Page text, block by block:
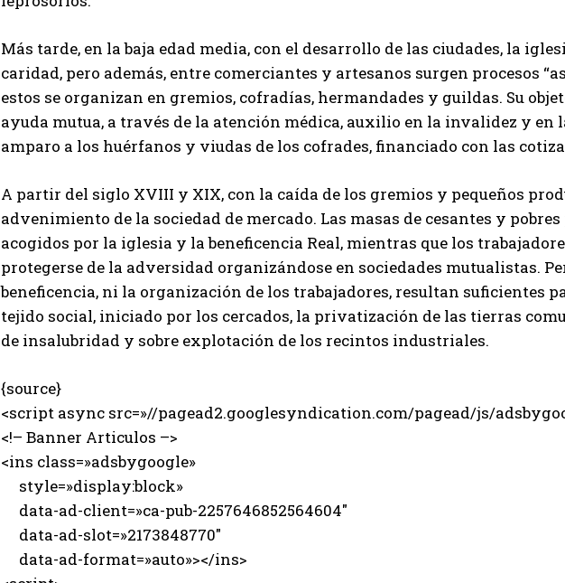
Más tarde, en la baja edad media, con el desarrollo de las ciudades, la
caridad, pero además, entre comerciantes y artesanos surgen procesos
estos se organizan en gremios, cofradías, hermandades y guildas. Su
ayuda mutua, a través de la atención médica, auxilio en la invalidez y en
amparo a los huérfanos y viudas de los cofrades, financiado con las
A partir del siglo XVIII y XIX, con la caída de los gremios y pequeños
advenimiento de la sociedad de mercado. Las masas de cesantes y
acogidos por la iglesia y la beneficencia Real, mientras que los
protegerse de la adversidad organizándose en sociedades mutualistas.
beneficencia, ni la organización de los trabajadores, resultan suficientes
tejido social, iniciado por los cercados, la privatización de las tierras
de insalubridad y sobre explotación de los recintos industriales.
{source}
<script async src=»//pagead2.googlesyndication.com/pagead/js/
<!– Banner Articulos –>
<ins class=»adsbygoogle»
style=»display:block»
data-ad-client=»ca-pub-2257646852564604″
data-ad-slot=»2173848770″
data-ad-format=»auto»></ins>